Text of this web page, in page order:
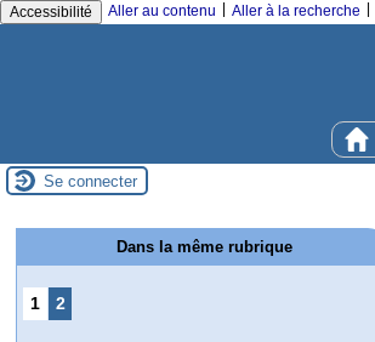
Accessibilité Aller au contenu Aller à la recherche
Se connecter
Dans la même rubrique
1 2